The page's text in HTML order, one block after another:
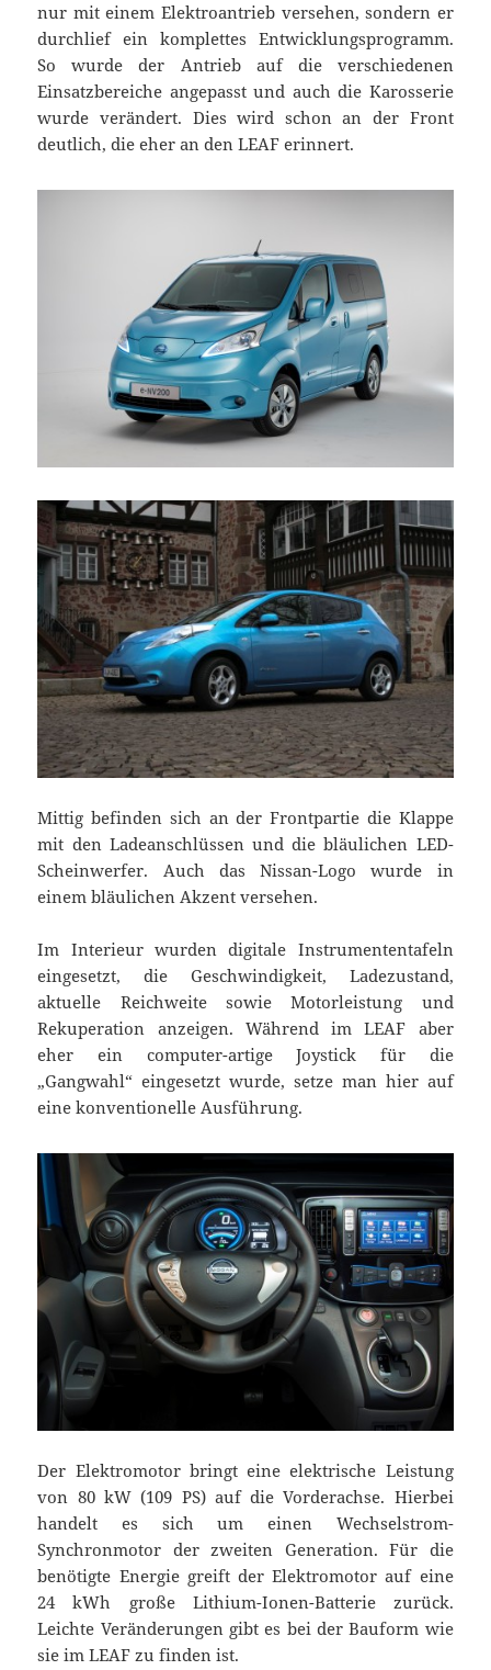
nur mit einem Elektroantrieb versehen, sondern er
durchlief ein komplettes Entwicklungsprogramm.
So wurde der Antrieb auf die verschiedenen
Einsatzbereiche angepasst und auch die Karosserie
wurde verändert. Dies wird schon an der Front
deutlich, die eher an den LEAF erinnert.
Mittig befinden sich an der Frontpartie die Klappe
mit den Ladeanschlüssen und die bläulichen LED-
Scheinwerfer. Auch das Nissan-Logo wurde in
einem bläulichen Akzent versehen.
Im Interieur wurden digitale Instrumententafeln
eingesetzt, die Geschwindigkeit, Ladezustand,
aktuelle Reichweite sowie Motorleistung und
Rekuperation anzeigen. Während im LEAF aber
eher ein computer-artige Joystick für die
„Gangwahl“ eingesetzt wurde, setze man hier auf
eine konventionelle Ausführung.
Der Elektromotor bringt eine elektrische Leistung
von 80 kW (109 PS) auf die Vorderachse. Hierbei
handelt es sich um einen Wechselstrom-
Synchronmotor der zweiten Generation. Für die
benötigte Energie greift der Elektromotor auf eine
24 kWh große Lithium-Ionen-Batterie zurück.
Leichte Veränderungen gibt es bei der Bauform wie
sie im LEAF zu finden ist.